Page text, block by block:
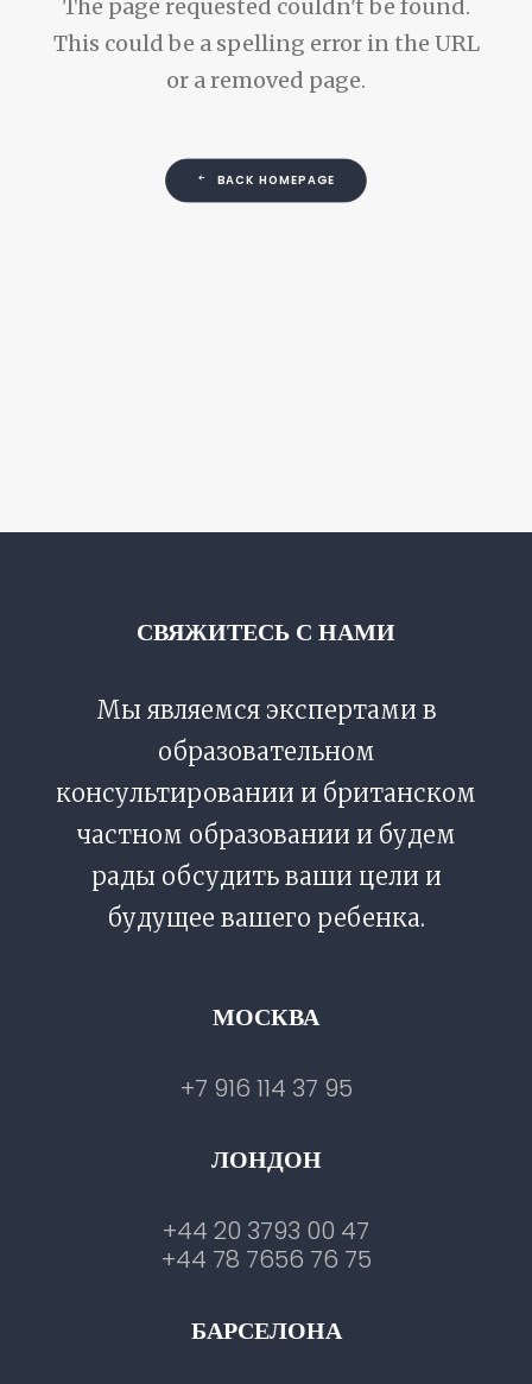
The page requested couldn't be found.
This could be a spelling error in the URL
or a removed page.
BACK HOMEPAGE
СВЯЖИТЕСЬ С НАМИ
Мы являемся экспертами в
образовательном
консультировании и британском
частном образовании и будем
рады обсудить ваши цели и
будущее вашего ребенка.
МОСКВА
+7 916 114 37 95
ЛОНДОН
+44 20 3793 00 47
+44 78 7656 76 75
БАРСЕЛОНА